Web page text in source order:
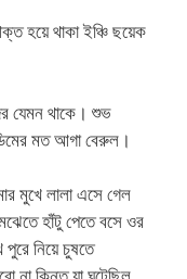
হয়ে থাকা ইঞ্চি ছয়েক
যেমন থাকে। শুভ
মত আগা বেরুল।
মুখে লালা এসে গেল
হাঁটু পেতে বসে ওর
নিয়ে চুষতে